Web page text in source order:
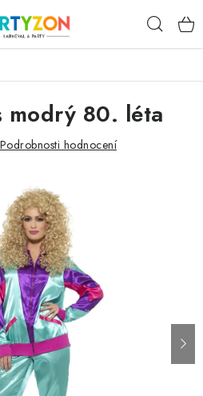
modrý 80. léta
Podrobnosti hodnocení